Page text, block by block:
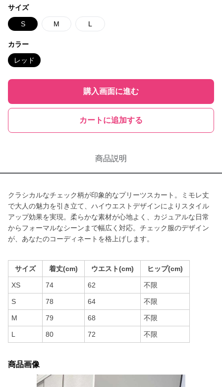
サイズ
S M L
カラー
レッド
購入画面に進む
カートに追加する
商品説明
クラシカルなチェック柄が印象的なプリーツスカート。ミモレ丈
で大人の魅力を引き立て、ハイウエストデザインによりスタイル
アップ効果を実現。柔らかな素材が心地よく、カジュアルな日常
からフォーマルなシーンまで幅広く対応。チェック服のデザイン
が、あなたのコーディネートを格上げします。
サイズ 着丈(cm) ウエスト(cm) ヒップ(cm)
XS 74 62 不限
S 78 64 不限
M 79 68 不限
L 80 72 不限
商品画像